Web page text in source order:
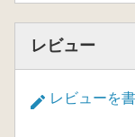
レビュー
レビューを書